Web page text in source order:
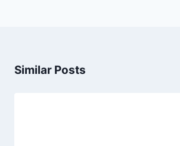
Similar Posts